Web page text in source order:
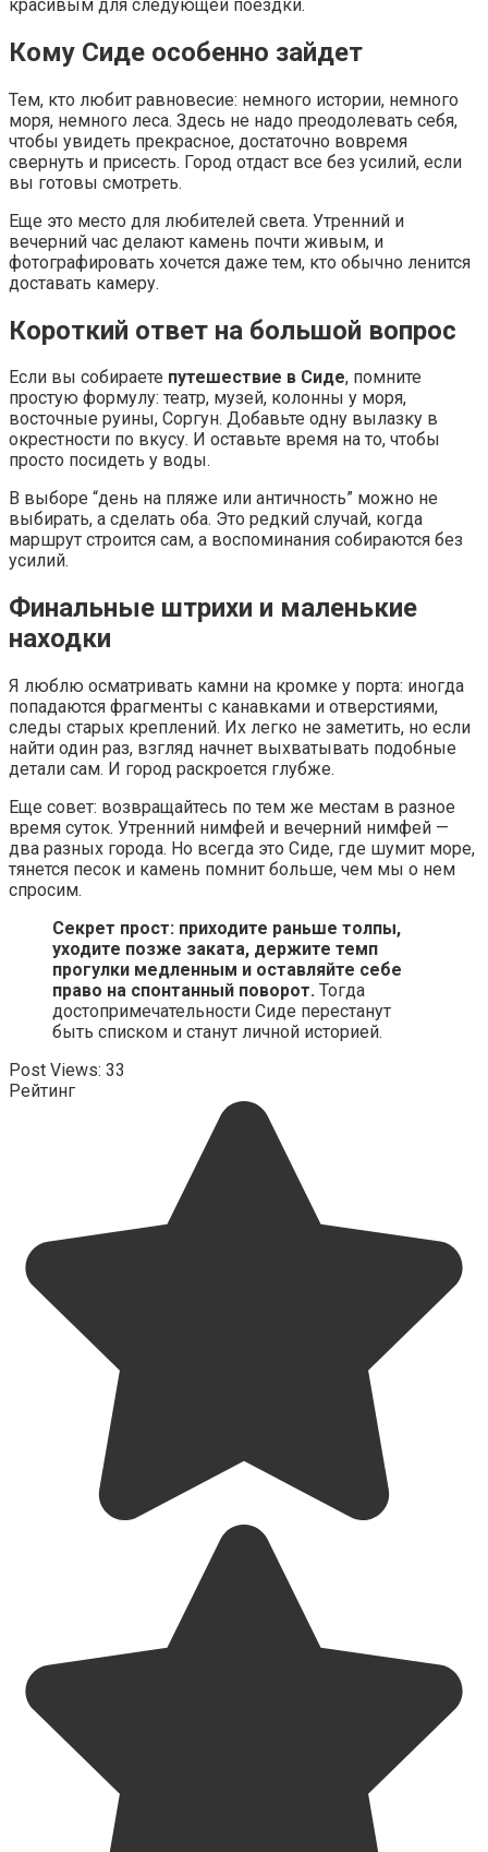
красивым для следующей поездки.
Кому Сиде особенно зайдет
Тем, кто любит равновесие: немного истории, немного
моря, немного леса. Здесь не надо преодолевать себя,
чтобы увидеть прекрасное, достаточно вовремя
свернуть и присесть. Город отдаст все без усилий, если
вы готовы смотреть.
Еще это место для любителей света. Утренний и
вечерний час делают камень почти живым, и
фотографировать хочется даже тем, кто обычно ленится
доставать камеру.
Короткий ответ на большой вопрос
Если вы собираете путешествие в Сиде, помните
простую формулу: театр, музей, колонны у моря,
восточные руины, Соргун. Добавьте одну вылазку в
окрестности по вкусу. И оставьте время на то, чтобы
просто посидеть у воды.
В выборе “день на пляже или античность” можно не
выбирать, а сделать оба. Это редкий случай, когда
маршрут строится сам, а воспоминания собираются без
усилий.
Финальные штрихи и маленькие
находки
Я люблю осматривать камни на кромке у порта: иногда
попадаются фрагменты с канавками и отверстиями,
следы старых креплений. Их легко не заметить, но если
найти один раз, взгляд начнет выхватывать подобные
детали сам. И город раскроется глубже.
Еще совет: возвращайтесь по тем же местам в разное
время суток. Утренний нимфей и вечерний нимфей —
два разных города. Но всегда это Сиде, где шумит море,
тянется песок и камень помнит больше, чем мы о нем
спросим.
Секрет прост: приходите раньше толпы,
уходите позже заката, держите темп
прогулки медленным и оставляйте себе
право на спонтанный поворот. Тогда
достопримечательности Сиде перестанут
быть списком и станут личной историей.
Post Views: 33
Рейтинг